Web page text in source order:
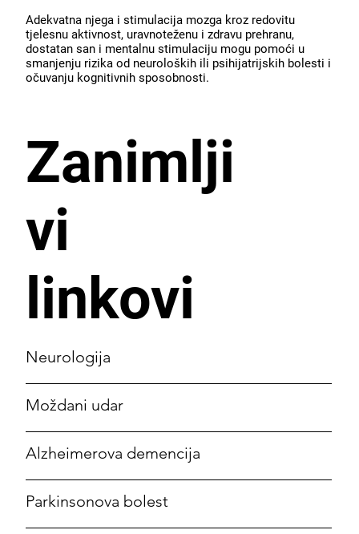
Adekvatna njega i stimulacija mozga kroz redovitu
tjelesnu aktivnost, uravnoteženu i zdravu prehranu,
dostatan san i mentalnu stimulaciju mogu pomoći u
smanjenju rizika od neuroloških ili psihijatrijskih bolesti i
očuvanju kognitivnih sposobnosti.
Zanimlji
vi
linkovi
Neurologija
Moždani udar
Alzheimerova demencija
Parkinsonova bolest